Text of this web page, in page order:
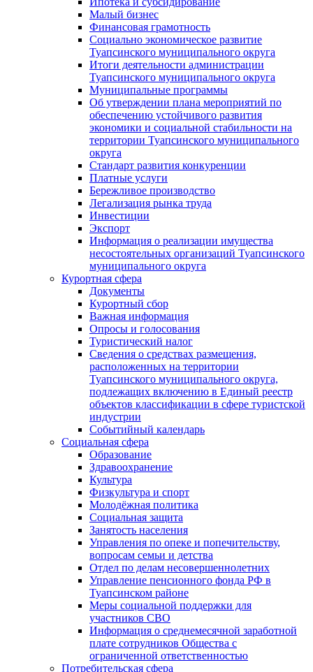
Малый бизнес
Финансовая грамотность
Социально экономическое развитие
Туапсинского муниципального округа
Итоги деятельности администрации
Туапсинского муниципального округа
Муниципальные программы
Об утверждении плана мероприятий по
обеспечению устойчивого развития
экономики и социальной стабильности на
территории Туапсинского муниципального
округа
Стандарт развития конкуренции
Платные услуги
Бережливое производство
Легализация рынка труда
Инвестиции
Экспорт
Информация о реализации имущества
несостоятельных организаций Туапсинского
муниципального округа
Курортная сфера
Документы
Курортный сбор
Важная информация
Опросы и голосования
Туристический налог
Сведения о средствах размещения,
расположенных на территории
Туапсинского муниципального округа,
подлежащих включению в Единый реестр
объектов классификации в сфере туристской
индустрии
Событийный календарь
Социальная сфера
Образование
Здравоохранение
Культура
Физкультура и спорт
Молодёжная политика
Социальная защита
Занятость населения
Управления по опеке и попечительству,
вопросам семьи и детства
Отдел по делам несовершеннолетних
Управление пенсионного фонда РФ в
Туапсинском районе
Меры социальной поддержки для
участников СВО
Информация о среднемесячной заработной
плате сотрудников Общества с
ограниченной ответственностью
Потребительская сфера